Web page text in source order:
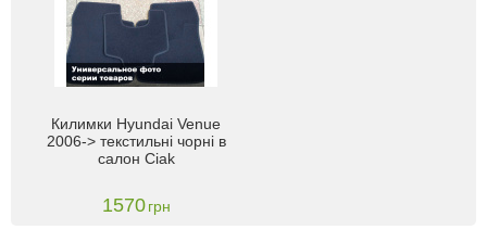
Килимки Hyundai Venue
2006-> текстильні чорні в
салон Ciak
1570 грн